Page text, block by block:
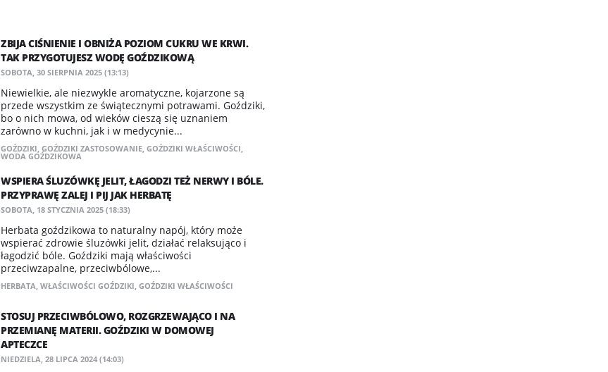
ZBIJA CIŚNIENIE I OBNIŻA POZIOM CUKRU WE KRWI.
TAK PRZYGOTUJESZ WODĘ GOŹDZIKOWĄ
SOBOTA, 30 SIERPNIA 2025 (13:13)
Niewielkie, ale niezwykle aromatyczne, kojarzone są
przede wszystkim ze świątecznymi potrawami. Goździki,
bo o nich mowa, od wieków cieszą się uznaniem
zarówno w kuchni, jak i w medycynie...
GOŹDZIKI, GOŹDZIKI ZASTOSOWANIE, GOŹDZIKI WŁAŚCIWOŚCI,
WODA GOŹDZIKOWA
WSPIERA ŚLUZÓWKĘ JELIT, ŁAGODZI TEŻ NERWY I BÓLE.
PRZYPRAWĘ ZALEJ I PIJ JAK HERBATĘ
SOBOTA, 18 STYCZNIA 2025 (18:33)
Herbata goździkowa to naturalny napój, który może
wspierać zdrowie śluzówki jelit, działać relaksująco i
łagodzić bóle. Goździki mają właściwości
przeciwzapalne, przeciwbólowe,...
HERBATA, WŁAŚCIWOŚCI GOŹDZIKI, GOŹDZIKI WŁAŚCIWOŚCI
STOSUJ PRZECIWBÓLOWO, ROZGRZEWAJĄCO I NA
PRZEMIANĘ MATERII. GOŹDZIKI W DOMOWEJ
APTECZCE
NIEDZIELA, 28 LIPCA 2024 (14:03)